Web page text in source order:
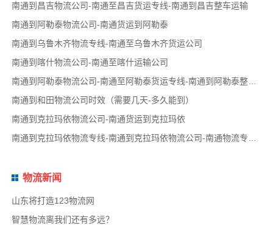
南通到昌吉物流公司-南通至昌吉货运专线-南通到昌吉整车运输
南通到阿勒泰物流公司-南通货运到阿勒泰
南通到乌鲁木齐物流专线-南通至乌鲁木齐货运公司
南通到喀什物流公司-南通至喀什运输公司
南通到阿勒泰物流公司-南通至阿勒泰货运专线-南通到阿勒泰整车运输
南通到和田物流公司时效（需要几天-多久能到）
南通到克拉玛依物流公司-南通货运到克拉玛依
物流新闻
山东将打造123物流网
智慧物流离我们还有多远？